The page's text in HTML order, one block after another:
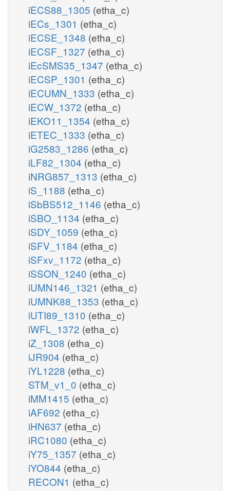
iECS88_1305 (etha_c)
iECs_1301 (etha_c)
iECSE_1348 (etha_c)
iECSF_1327 (etha_c)
iEcSMS35_1347 (etha_c)
iECSP_1301 (etha_c)
iECUMN_1333 (etha_c)
iECW_1372 (etha_c)
iEKO11_1354 (etha_c)
iETEC_1333 (etha_c)
iG2583_1286 (etha_c)
iLF82_1304 (etha_c)
iNRG857_1313 (etha_c)
iS_1188 (etha_c)
iSbBS512_1146 (etha_c)
iSBO_1134 (etha_c)
iSDY_1059 (etha_c)
iSFV_1184 (etha_c)
iSFxv_1172 (etha_c)
iSSON_1240 (etha_c)
iUMN146_1321 (etha_c)
iUMNK88_1353 (etha_c)
iUTI89_1310 (etha_c)
iWFL_1372 (etha_c)
iZ_1308 (etha_c)
iJR904 (etha_c)
iYL1228 (etha_c)
STM_v1_0 (etha_c)
iMM1415 (etha_c)
iAF692 (etha_c)
iHN637 (etha_c)
iRC1080 (etha_c)
iY75_1357 (etha_c)
iYO844 (etha_c)
RECON1 (etha_c)